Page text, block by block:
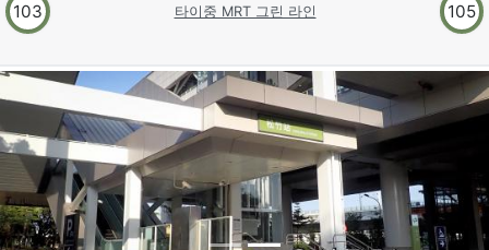
103 타이중 MRT 그린 라인 105